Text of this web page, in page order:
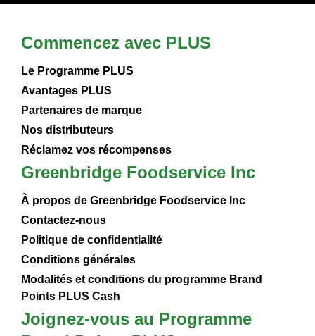
Commencez avec PLUS
Le Programme PLUS
Avantages PLUS
Partenaires de marque
Nos distributeurs
Réclamez vos récompenses
Greenbridge Foodservice Inc
À propos de Greenbridge Foodservice Inc
Contactez-nous
Politique de confidentialité
Conditions générales
Modalités et conditions du programme Brand
Points PLUS Cash
Joignez-vous au Programme